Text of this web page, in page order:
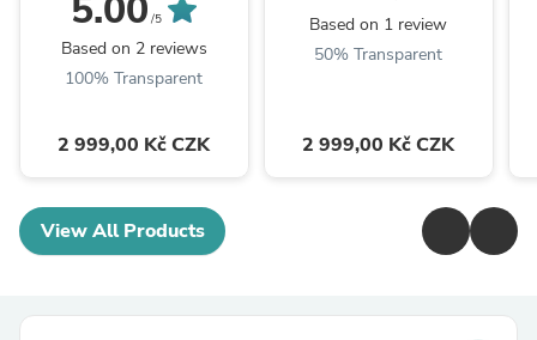
5.00 /5
Based on 2 reviews
100% Transparent
2 999,00 Kč CZK
Based on 1 review
50% Transparent
2 999,00 Kč CZK
View All Products